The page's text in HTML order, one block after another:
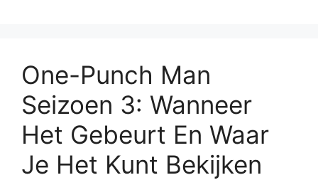
One-Punch Man
Seizoen 3: Wanneer
Het Gebeurt En Waar
Je Het Kunt Bekijken